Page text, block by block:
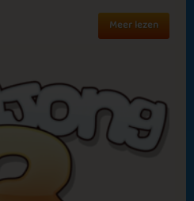
Farwell 2024
Meer lezen